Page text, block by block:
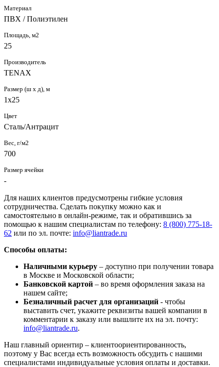
Материал
ПВХ / Полиэтилен
Площадь, м2
25
Производитель
TENAX
Размер (ш х д), м
1х25
Цвет
Сталь/Антрацит
Вес, г/м2
700
Размер ячейки
-
Для наших клиентов предусмотрены гибкие условия
сотрудничества. Сделать покупку можно как и
самостоятельно в онлайн-режиме, так и обратившись за
помощью к нашим специалистам по телефону: 8 (800) 775-18-
62 или по эл. почте: info@liantrade.ru
Способы оплаты:
Наличными курьеру – доступно при получении товара
в Москве и Московской области;
Банковской картой – во время оформления заказа на
нашем сайте;
Безналичный расчет для организаций - чтобы
выставить счет, укажите реквизиты вашей компании в
комментарии к заказу или вышлите их на эл. почту:
info@liantrade.ru.
Наш главный ориентир – клиентоориентированность,
поэтому у Вас всегда есть возможность обсудить с нашими
специалистами индивидуальные условия оплаты и доставки.